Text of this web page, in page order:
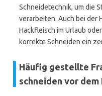
Schneidetechnik, um die
verarbeiten. Auch bei der
Hackfleisch im Urlaub
korrekte Schneiden ein
Häufig gestellte
schneiden vor